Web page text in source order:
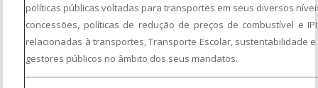
políticas públicas voltadas para transportes em seus diversos
concessões, políticas de redução de preços de combustível e
relacionadas à transportes, Transporte Escolar, sustentabilidade
gestores públicos no âmbito dos seus mandatos.